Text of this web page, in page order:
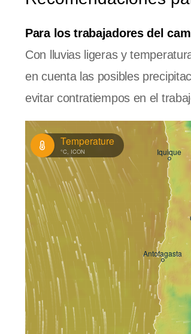
Para los trabajadores del
Con lluvias ligeras y
en cuenta las posibles
evitar contratiempos en el